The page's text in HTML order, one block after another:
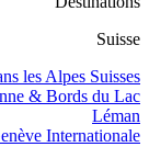
Suisse
les Alpes Suisses
& Bords du Lac
Léman
Internationale